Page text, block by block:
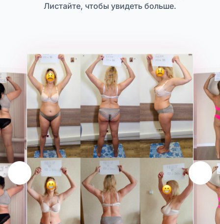
Листайте, чтобы увидеть больше.